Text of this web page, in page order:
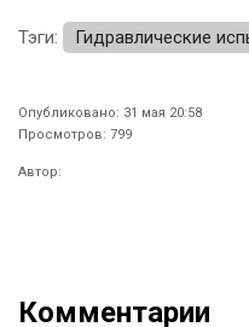
Тэги: Гидравлические
Опубликовано: 31 мая 20:58
Просмотров: 799
Автор:
Комментарии